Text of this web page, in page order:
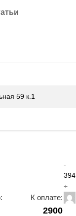
59 к.1
К оплате:
2900
-
394
+